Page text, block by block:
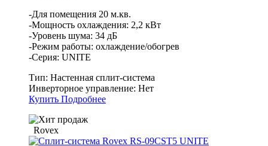
-Для помещения 20 м.кв.
-Мощность охлаждения: 2,2 кВт
-Уровень шума: 34 дБ
-Режим работы: охлаждение/обогрев
-Серия: UNITE
Тип: Настенная сплит-система
Инверторное управление: Нет
Купить Подробнее
Rovex